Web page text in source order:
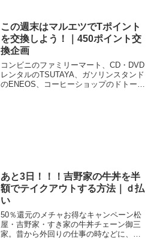
イタリアンのお店。食べ放題もやってい
ますが、40代の中...
この週末はマルエツでTポイント
を交換しよう！｜450ポイント交
換企画
コンビニのファミリーマート、CD・DVD
レンタルのTSUTAYA、ガソリンスタンド
のENEOS、コーヒーショップのドトー
あと3日！！！吉野家の牛丼を半
額でテイクアウトする方法｜ｄ払
い
50％還元のメチャお得なキャンペーン松
屋・吉野家・すき家の牛丼チェーン御三
家。昔から外回りの仕事の時などに、